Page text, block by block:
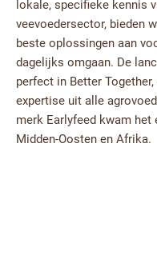
lokale, specifieke kennis
veevoedersector, bieden
beste oplossingen aan
dagelijks omgaan. De
perfect in Better
expertise uit alle
merk Earlyfeed kwam het
Midden-Oosten en Afrika.